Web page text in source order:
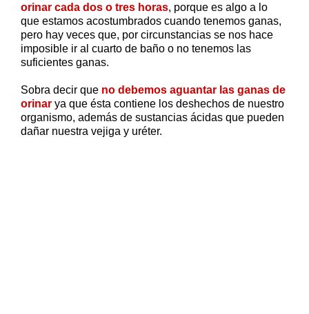
orinar cada dos o tres horas, porque es algo a lo
que estamos acostumbrados cuando tenemos ganas,
pero hay veces que, por circunstancias se nos hace
imposible ir al cuarto de baño o no tenemos las
suficientes ganas.
Sobra decir que no debemos aguantar las ganas de
orinar ya que ésta contiene los deshechos de nuestro
organismo, además de sustancias ácidas que pueden
dañar nuestra vejiga y uréter.